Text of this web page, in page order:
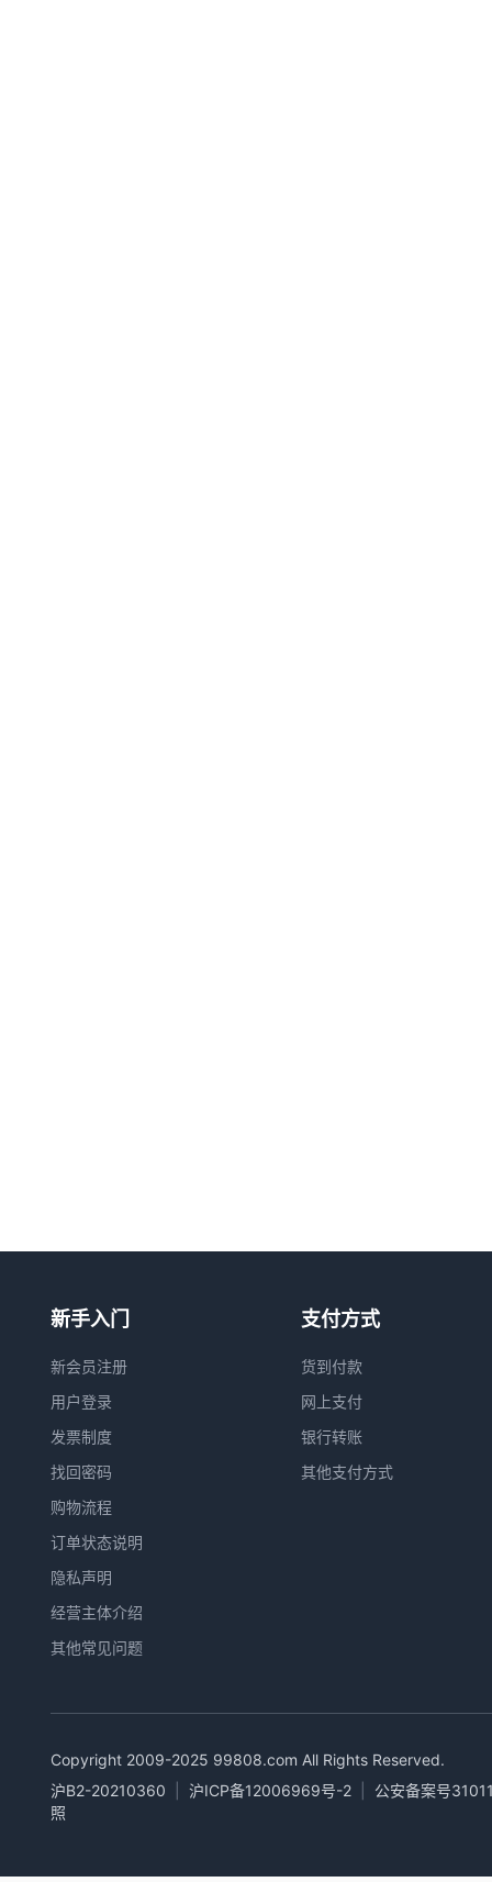
新手入门
新会员注册
用户登录
发票制度
找回密码
购物流程
订单状态说明
隐私声明
经营主体介绍
其他常见问题
支付方式
货到付款
网上支付
银行转账
其他支付方式
Copyright 2009-2025 99808.com All Rights Reserved.
沪B2-20210360
沪ICP备12006969号-2
公安备案号
照